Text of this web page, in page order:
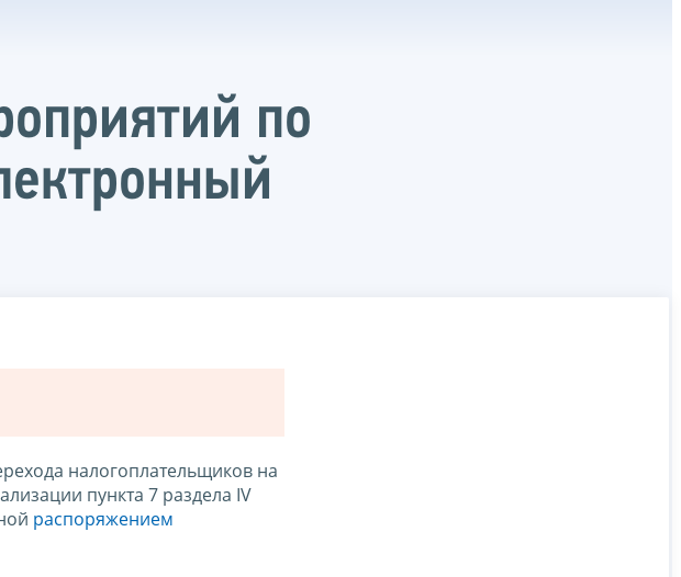
по
налогоплательщиков на
пункта 7 раздела IV
распоряжением